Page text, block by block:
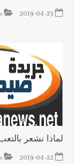
2019-04-23
لماذا نشعر
2019-04-22